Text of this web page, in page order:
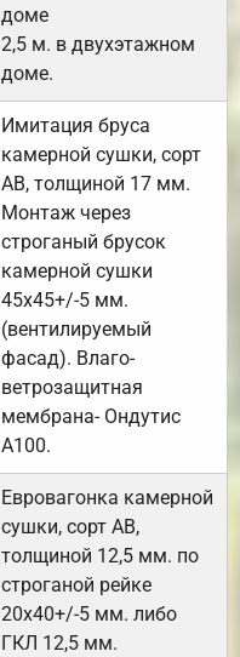
доме
2,5 м. в двухэтажном
доме.
Имитация бруса
камерной сушки, сорт
АВ, толщиной 17 мм.
Монтаж через
строганый брусок
камерной сушки
45х45+/-5 мм.
(вентилируемый
фасад). Влаго-
ветрозащитная
мембрана- Ондутис
А100.
Евровагонка камерной
сушки, сорт АВ,
толщиной 12,5 мм. по
строганой рейке
20х40+/-5 мм. либо
ГКЛ 12,5 мм.